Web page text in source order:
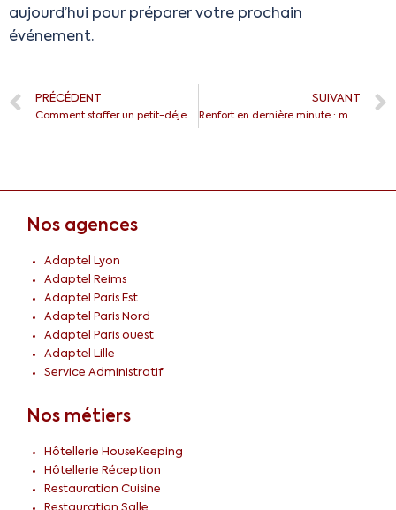
aujourd’hui pour préparer votre prochain
événement.
PRÉCÉDENT
Comment staffer un petit-déjeuner d’hôtel sans surcoût ?
SUIVANT
Renfort en dernière minute : méthode simple pour sauver un service en 30 min
Nos agences
Adaptel Lyon
Adaptel Reims
Adaptel Paris Est
Adaptel Paris Nord
Adaptel Paris ouest
Adaptel Lille
Service Administratif
Nos métiers
Hôtellerie HouseKeeping
Hôtellerie Réception
Restauration Cuisine